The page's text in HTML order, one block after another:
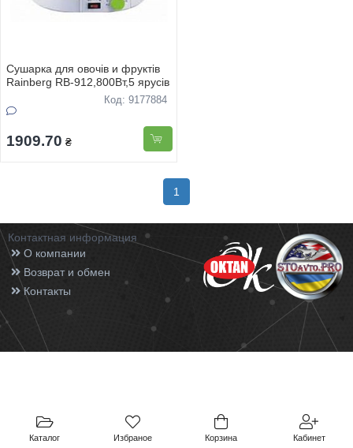
Каталог Избраное Корзина Кабинет
Сушарка для овочiв и фруктiв
Rainberg RB-912,800Вт,5 ярусiв
Код: 9177884
1909.70 ₴
1
Контактная информация
О компании
Возврат и обмен
Контакты